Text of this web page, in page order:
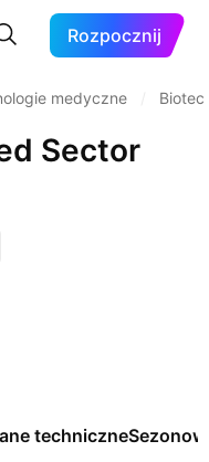
Rozpocznij
medyczne
Sector
techniczne